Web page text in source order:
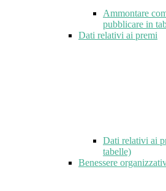
Ammontare
pubblicare in
Dati relativi ai premi
Dati relativi ai
tabelle)
Benessere